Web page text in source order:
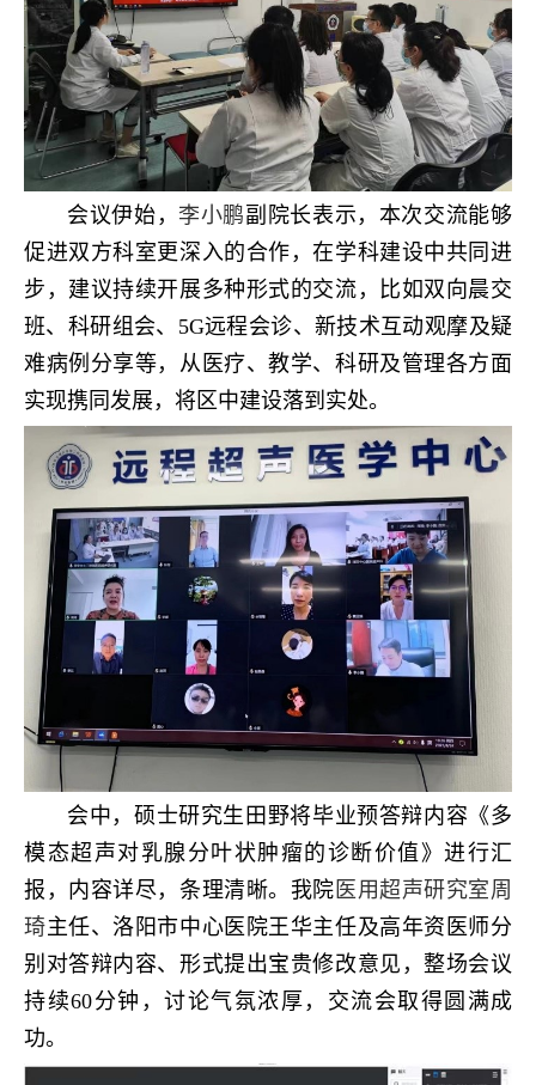
会议伊始， 李小鹏副院长表示，本次交流能够
促进双方科室更深入的合作，在学科建设中共同进
步，建议持续开展多种形式的交流，比如双向晨交
班、科研组会、5G远程会诊、新技术互动观摩及疑
难病例分享等，从医疗、教学、科研及管理各方面
实现携同发展，将区中建设落到实处。
会中，硕士研究生田野将毕业预答辩内容《多
模态超声对乳腺分叶状肿瘤的诊断价值》进行汇
报，内容详尽，条理清晰。我院 医用超声研究室周
琦主任、洛阳市中心医院王华主任及高年资医师分
别对答辩内容、形式提出宝贵修改意见，整场会议
持续60分钟，讨论气氛浓厚，交流会取得圆满成
功。